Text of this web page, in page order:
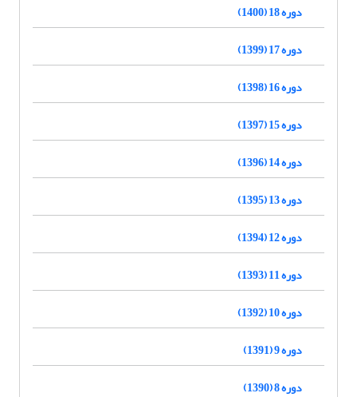
دوره 18 (1400)
دوره 17 (1399)
دوره 16 (1398)
دوره 15 (1397)
دوره 14 (1396)
دوره 13 (1395)
دوره 12 (1394)
دوره 11 (1393)
دوره 10 (1392)
دوره 9 (1391)
دوره 8 (1390)